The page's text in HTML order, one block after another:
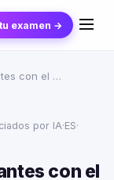
examen →
con el …
por IA·ES·
con el